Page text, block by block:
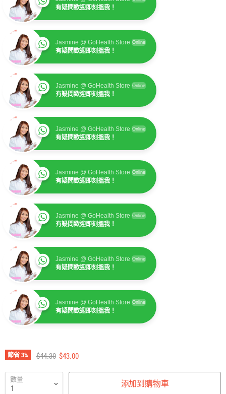
有疑問歡迎即刻搵我！
Jasmine @ GoHealth Store Online
有疑問歡迎即刻搵我！
Jasmine @ GoHealth Store Online
有疑問歡迎即刻搵我！
Jasmine @ GoHealth Store Online
有疑問歡迎即刻搵我！
Jasmine @ GoHealth Store Online
有疑問歡迎即刻搵我！
Jasmine @ GoHealth Store Online
有疑問歡迎即刻搵我！
Jasmine @ GoHealth Store Online
有疑問歡迎即刻搵我！
Jasmine @ GoHealth Store Online
有疑問歡迎即刻搵我！
有疑問歡迎即刻搵我！